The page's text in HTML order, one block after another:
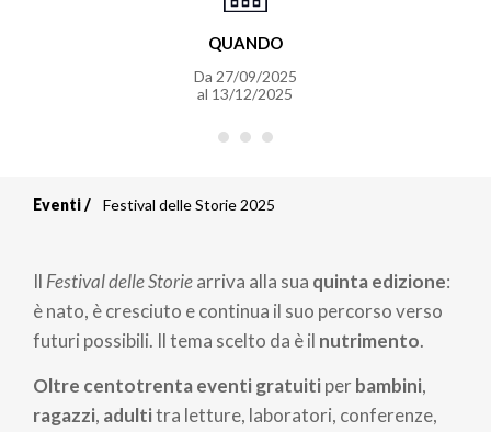
QUANDO
Da 27/09/2025
al 13/12/2025
di
pane
Eventi Festival delle Storie 2025
Il Festival delle Storiearriva alla sua quinta edizione:
è nato, è cresciuto e continua il suo percorso verso
futuri possibili. Il tema scelto da è il nutrimento.
Oltre centotrenta eventi gratuitiperbambini,
ragazzi, adultitra letture, laboratori, conferenze,